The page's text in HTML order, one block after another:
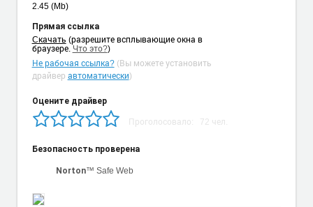
2.45 (Mb)
Прямая ссылка
Cкачать (разрешите всплывающие окна в
браузере. Что это?)
Не рабочая ссылка?(Вы можете установить
драйвер автоматически)
Оцените драйвер
Проголосовало: 72 чел.
Безопасность проверена
Norton™ Safe Web